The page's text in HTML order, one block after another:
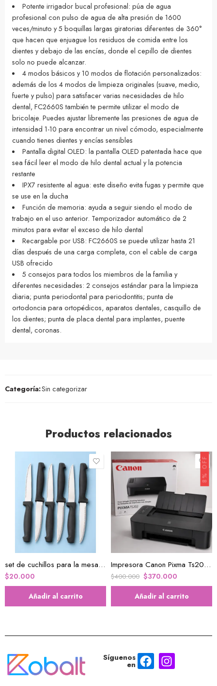
Potente irrigador bucal profesional: púa de agua
profesional con pulso de agua de alta presión de 1600
veces/minuto y 5 boquillas largas giratorias diferentes de 360°
que hacen que enjuague los residuos de comida entre los
dientes y debajo de las encías, donde el cepillo de dientes
solo no puede alcanzar.
4 modos básicos y 10 modos de flotación personalizados:
además de los 4 modos de limpieza originales (suave, medio,
fuerte y pulso) para satisfacer varias necesidades de hilo
dental, FC2660S también te permite utilizar el modo de
bricolaje. Puedes ajustar libremente las presiones de agua de
intensidad 1-10 para encontrar un nivel cómodo, especialmente
cuando tienes dientes y encías sensibles
Pantalla digital OLED: la pantalla OLED patentada hace que
sea fácil leer el modo de hilo dental actual y la potencia
restante
IPX7 resistente al agua: este diseño evita fugas y permite que
se use en la ducha
Función de memoria: ayuda a seguir siendo el modo de
trabajo en el uso anterior. Temporizador automático de 2
minutos para evitar el exceso de hilo dental
Recargable por USB: FC2660S se puede utilizar hasta 21
días después de una carga completa, con el cable de carga
USB ofrecido
5 consejos para todos los miembros de la familia y
diferentes necesidades: 2 consejos estándar para la limpieza
diaria; punta periodontal para periodontitis; punta de
ortodoncia para ortopédicos, aparatos dentales, casquillo de
los dientes; punta de placa dental para implantes, puente
dental, coronas.
Categoría:Sin categorizar
Productos relacionados
set de cuchillos para la mesa x6u
$20.000
Añadir al carrito
8% OFF
Impresora Canon Pixma Ts202 Nueva Económica Para Hogar , oficina y Tareas
$400.000 $370.000
Añadir al carrito
Síguenos
en